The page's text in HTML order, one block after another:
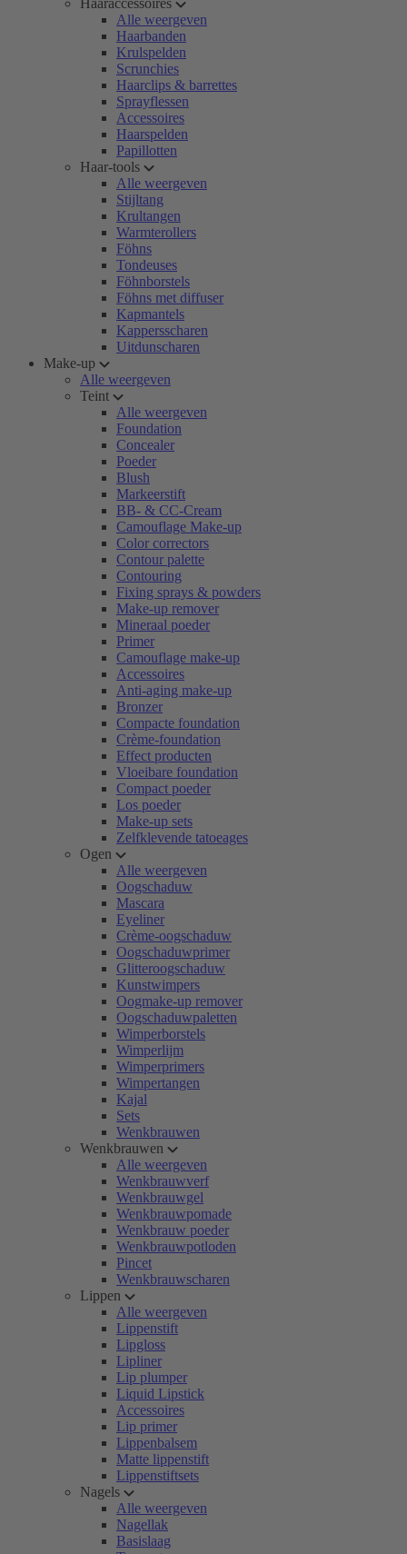
Haaraccessoires
Alle weergeven
Haarbanden
Krulspelden
Scrunchies
Haarclips & barrettes
Sprayflessen
Accessoires
Haarspelden
Papillotten
Haar-tools
Alle weergeven
Stijltang
Krultangen
Warmterollers
Föhns
Tondeuses
Föhnborstels
Föhns met diffuser
Kapmantels
Kappersscharen
Uitdunscharen
Make-up
Alle weergeven
Teint
Alle weergeven
Foundation
Concealer
Poeder
Blush
Markeerstift
BB- & CC-Cream
Camouflage Make-up
Color correctors
Contour palette
Contouring
Fixing sprays & powders
Make-up remover
Mineraal poeder
Primer
Camouflage make-up
Accessoires
Anti-aging make-up
Bronzer
Compacte foundation
Crème-foundation
Effect producten
Vloeibare foundation
Compact poeder
Los poeder
Make-up sets
Zelfklevende tatoeages
Ogen
Alle weergeven
Oogschaduw
Mascara
Eyeliner
Crème-oogschaduw
Oogschaduwprimer
Glitteroogschaduw
Kunstwimpers
Oogmake-up remover
Oogschaduwpaletten
Wimperborstels
Wimperlijm
Wimperprimers
Wimpertangen
Kajal
Sets
Wenkbrauwen
Wenkbrauwen
Alle weergeven
Wenkbrauwverf
Wenkbrauwgel
Wenkbrauwpomade
Wenkbrauw poeder
Wenkbrauwpotloden
Pincet
Wenkbrauwscharen
Lippen
Alle weergeven
Lippenstift
Lipgloss
Lipliner
Lip plumper
Liquid Lipstick
Accessoires
Lip primer
Lippenbalsem
Matte lippenstift
Lippenstiftsets
Nagels
Alle weergeven
Nagellak
Basislaag